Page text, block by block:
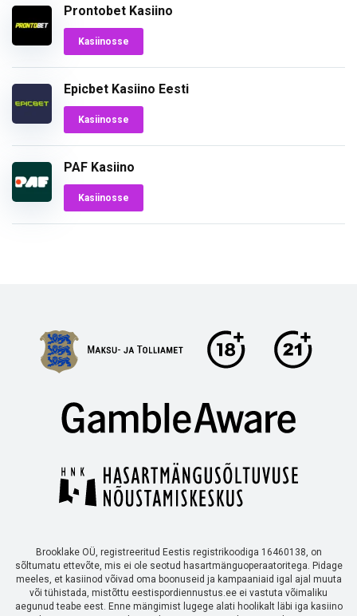
Prontobet Kasiino
Kasiinosse
Epicbet Kasiino Eesti
Kasiinosse
PAF Kasiino
Kasiinosse
Brooklake OÜ, registreeritud Eestis registrikoodiga 16460138, on
sõltumatu ettevõte, mis ei ole seotud hasartmänguoperaatoritega. Pidage
meeles, et kasiinod võivad oma boonuseid ja kampaaniaid igal ajal muuta
või tühistada, mistõttu eestispordiennustus.ee ei vastuta võimaliku
aegunud teabe eest. Enne mängimist lugege alati hoolikalt läbi iga kasiino